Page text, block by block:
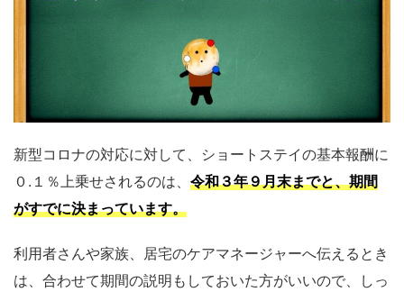
新型コロナの対応に対して、ショートステイの基本報酬に
０.１％上乗せされるのは、 令和３年９月末までと、期間
がすでに決まっています。
利用者さんや家族、居宅のケアマネージャーへ伝えるとき
は、合わせて期間の説明もしておいた方がいいので、しっ